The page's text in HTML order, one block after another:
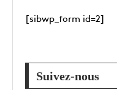
[sibwp_form id=2]
Suivez-nous